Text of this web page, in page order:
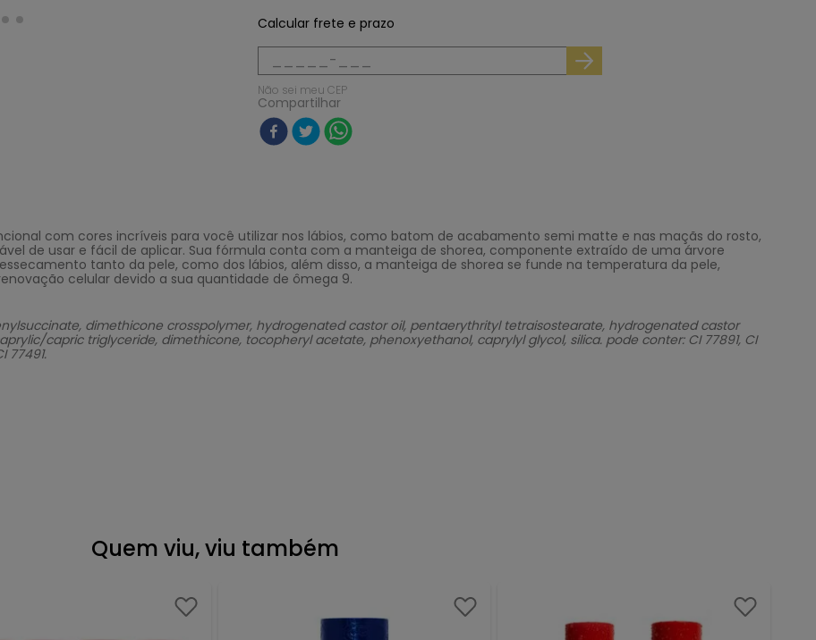
Calcular frete e prazo
Não sei meu CEP
Compartilhar
com cores incríveis para você utilizar nos lábios, como batom de acabamento semi matte e nas maçãs do rosto,
de usar e fácil de aplicar. Sua fórmula conta com a manteiga de shorea, componente extraído de uma árvore
tanto da pele, como dos lábios, além disso, a manteiga de shorea se funde na temperatura da pele,
celular devido a sua quantidade de ômega 9.
dimethicone crosspolymer, hydrogenated castor oil, pentaerythrityl tetraisostearate, hydrogenated castor
capric triglyceride, dimethicone, tocopheryl acetate, phenoxyethanol, caprylyl glycol, silica. pode conter: CI 77891, CI
77491.
Quem viu, viu também